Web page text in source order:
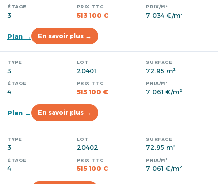
3 513 100 € 7 034 €/m²
Plan → En savoir plus →
3 20401 72.95 m²
4 515 100 € 7 061 €/m²
Plan → En savoir plus →
3 20402 72.95 m²
4 515 100 € 7 061 €/m²